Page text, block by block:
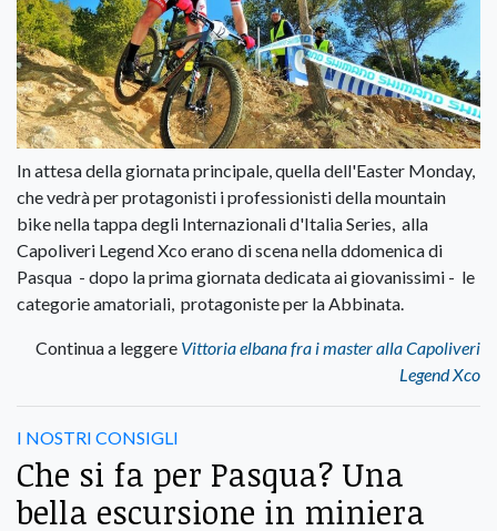
In attesa della giornata principale, quella dell'Easter Monday,
che vedrà per protagonisti i professionisti della mountain
bike nella tappa degli Internazionali d'Italia Series, alla
Capoliveri Legend Xco erano di scena nella ddomenica di
Pasqua - dopo la prima giornata dedicata ai giovanissimi - le
categorie amatoriali, protagoniste per la Abbinata.
Continua a leggere Vittoria elbana fra i master alla Capoliveri
Legend Xco
I NOSTRI CONSIGLI
Che si fa per Pasqua? Una
bella escursione in miniera